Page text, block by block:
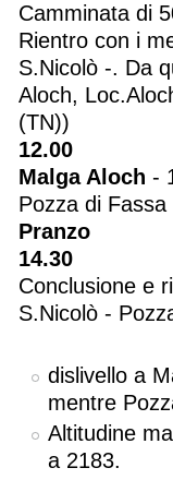
Camminata di
Rientro con i
S.Nicolò -. Da
Aloch,
(TN))
12.00
Malga Aloch -
Pozza di Fassa
Pranzo
14.30
Conclusione e
S.Nicolò -
dislivello a
mentre
Altitudine
a 2183.